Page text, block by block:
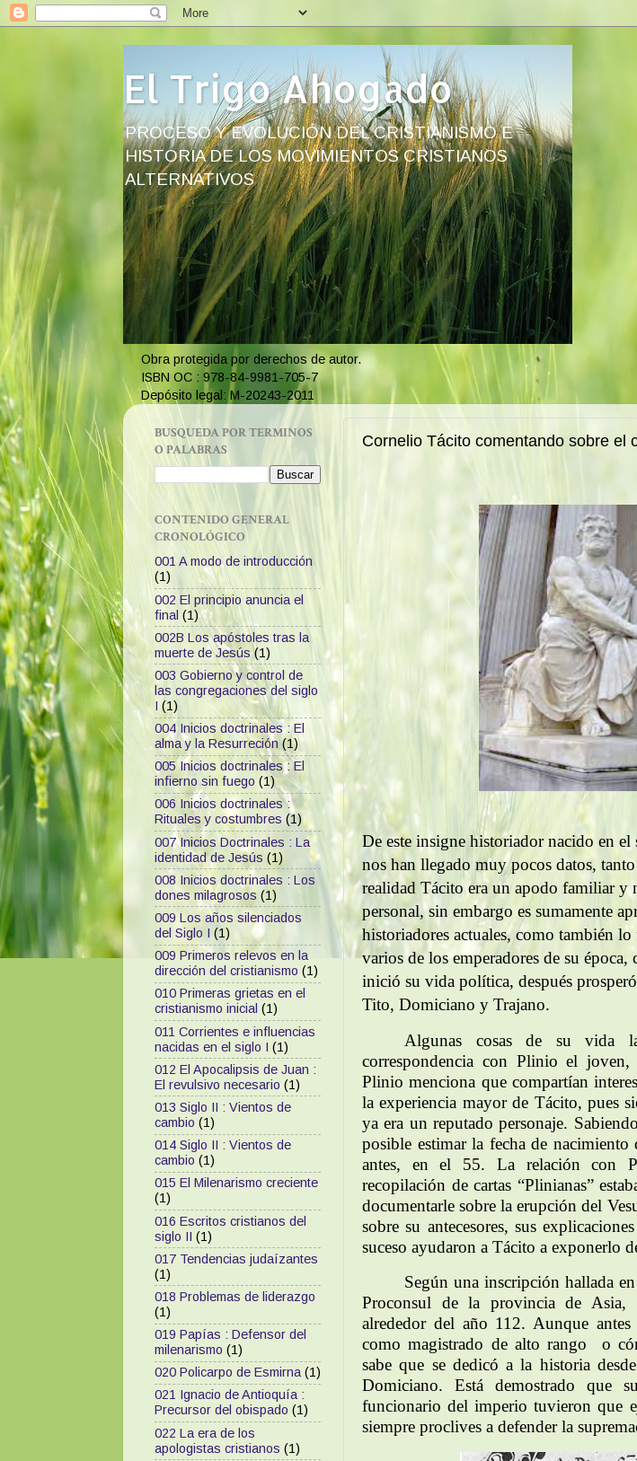
El Trigo Ahogado
PROCESO Y EVOLUCIÓN DEL CRISTIANISMO E
HISTORIA DE LOS MOVIMIENTOS CRISTIANOS
ALTERNATIVOS
Obra protegida por derechos de autor.
ISBN OC : 978-84-9981-705-7
Depósito legal: M-20243-2011
Cornelio Tácito comentando sobre el
De este insigne historiador nacido en
nos han llegado muy pocos datos, tanto
realidad Tácito era un apodo familiar y
personal, sin embargo es sumamente
historiadores actuales, como también
varios de los emperadores de su
inició su vida política, después
Tito, Domiciano y Trajano.
Algunas cosas de su vida
correspondencia con Plinio el
Plinio menciona que compartían
la experiencia mayor de Tácito, pues
ya era un reputado personaje.
posible estimar la fecha de nacimiento
antes, en el 55. La relación con
recopilación de cartas “Plinianas”
documentarle sobre la erupción del
sobre su antecesores, sus
suceso ayudaron a Tácito a exponerlo
Según una inscripción hallada
Proconsul de la provincia de
alrededor del año 112. Aunque
como magistrado de alto rango o
sabe que se dedicó a la historia
Domiciano. Está demostrado que
funcionario del imperio tuvieron que
siempre proclives a defender la
BUSQUEDA POR TERMINOS
O PALABRAS
CONTENIDO GENERAL
CRONOLÓGICO
001 A modo de introducción
(1)
002 El principio anuncia el
final (1)
002B Los apóstoles tras la
muerte de Jesús (1)
003 Gobierno y control de
las congregaciones del siglo
I (1)
004 Inicios doctrinales : El
alma y la Resurreción (1)
005 Inicios doctrinales : El
infierno sin fuego (1)
006 Inicios doctrinales :
Rituales y costumbres (1)
007 Inicios Doctrinales : La
identidad de Jesús (1)
008 Inicios doctrinales : Los
dones milagrosos (1)
009 Los años silenciados
del Siglo I (1)
009 Primeros relevos en la
dirección del cristianismo (1)
010 Primeras grietas en el
cristianismo inicial (1)
011 Corrientes e influencias
nacidas en el siglo I (1)
012 El Apocalipsis de Juan :
El revulsivo necesario (1)
013 Siglo II : Vientos de
cambio (1)
014 Siglo II : Vientos de
cambio (1)
015 El Milenarismo creciente
(1)
016 Escritos cristianos del
siglo II (1)
017 Tendencias judaízantes
(1)
018 Problemas de liderazgo
(1)
019 Papías : Defensor del
milenarismo (1)
020 Policarpo de Esmirna (1)
021 Ignacio de Antioquía :
Precursor del obispado (1)
022 La era de los
apologistas cristianos (1)